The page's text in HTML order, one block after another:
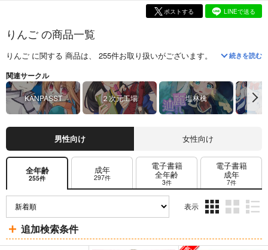
ポストする LINEで送る
りんご の商品一覧
りんご に関する 商品は、 255件お取り扱いがございます。 「古代魔法は
続きを読む
関連サークル
KANPASST ２次元工場 塩林檎
男性向け 女性向け
全年齢
255件
成年
297件
電子書籍
全年齢
3件
電子書籍
成年
7件
表示
ム
ム
ム
追加検索条件